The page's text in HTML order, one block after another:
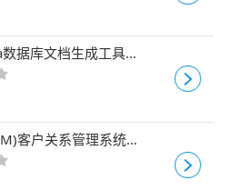
据库文档生成工具
客户关系管理系统